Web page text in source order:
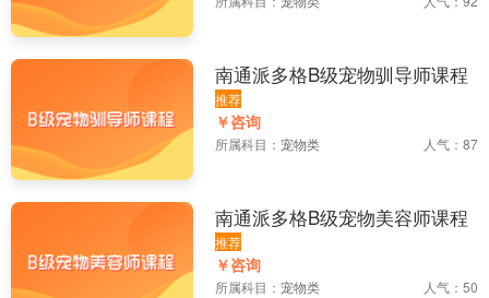
南通派多格B级宠物驯导师课程
推荐
￥咨询
所属科目： 宠物类 人气：87
南通派多格B级宠物美容师课程
推荐
￥咨询
所属科目： 宠物类 人气：50